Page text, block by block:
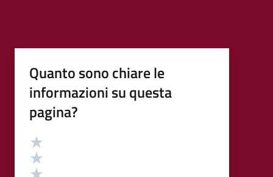
Quanto sono chiare le
informazioni su questa
pagina?
Valutazione